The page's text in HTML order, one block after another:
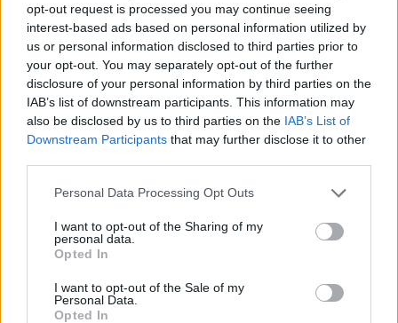
opt-out request is processed you may continue seeing
interest-based ads based on personal information utilized by
us or personal information disclosed to third parties prior to
your opt-out. You may separately opt-out of the further
disclosure of your personal information by third parties on the
IAB’s list of downstream participants. This information may
also be disclosed by us to third parties on the IAB’s List of
Downstream Participants that may further disclose it to other
Personal Data Processing Opt Outs
I want to opt-out of the Sharing of my
personal data.
Opted In
I want to opt-out of the Sale of my
Personal Data.
Opted In
Μεταπροπονητική πείνα: Ο λόγος
που θέλεις να καταβροχθίσεις τα
πάντα μετά την άσκηση
27 Φεβρουαρίου 2026
Ωρίων – Σπάνια νοσήματα
συνδέονται με μνημεία που
27 Φεβρουαρίου 2026
Γεωργιάδης: Πολλαπλά οφέλη από
τη συνεργασία δημοσίου και
27 Φεβρουαρίου 2026